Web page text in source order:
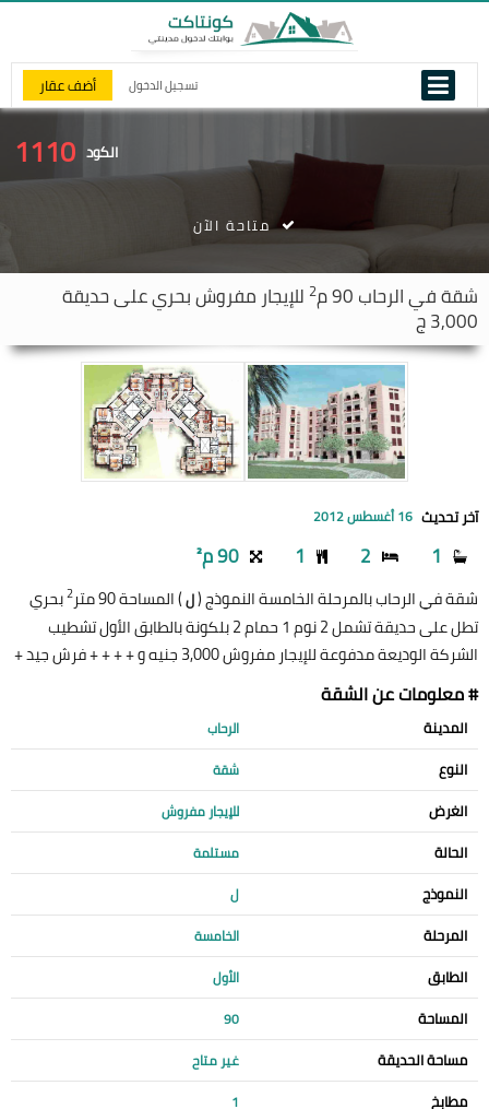
تسجيل الدخول أضف عقار
الكود 1110
شقة فيالرحاب 2 للإيجار مفروش بحري على حديقة
3,000 ج
متاحة الآن
آخر تحديث 16 أغسطس 2012
1
2
1 90 م²
شقة في الرحاب بالمرحلة الخامسة النموذج (ل) المساحة 90 متر 2بحري
تطل على حديقة تشمل 2 نوم 1 حمام 2 بلكونة بالطابق الأول تشطيب
الشركة الوديعة مدفوعة للإيجار مفروش 3,000 جنيه و + + + + فرش جيد +
# معلومات عن الشقة
المدينة الرحاب
النوع شقة
الغرض للإيجار مفروش
الحالة مستلمة
النموذج ل
المرحلة الخامسة
الطابق الأول
المساحة 90
مساحة الحديقة غير متاح
مطابخ 1